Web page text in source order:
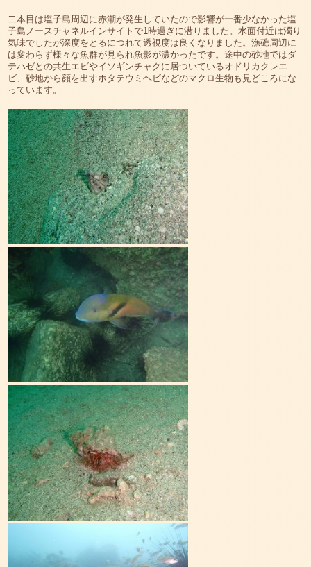
二本目は塩子島周辺に赤潮が発生していたので影響が一番少なかった塩
子島ノースチャネルインサイトで1時過ぎに潜りました。水面付近は濁り
気味でしたが深度をとるにつれて透視度は良くなりました。漁礁周辺に
は変わらず様々な魚群が見られ魚影が濃かったです。途中の砂地ではダ
テハゼとの共生エビやイソギンチャクに居ついているオドリカクレエ
ビ、砂地から顔を出すホタテウミヘビなどのマクロ生物も見どころにな
っています。